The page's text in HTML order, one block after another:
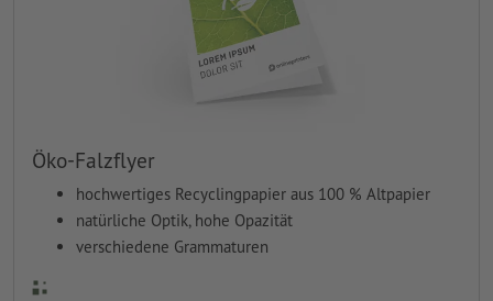
Öko-Falzflyer
hochwertiges Recyclingpapier aus 100 % Altpapier
natürliche Optik, hohe Opazität
verschiedene Grammaturen